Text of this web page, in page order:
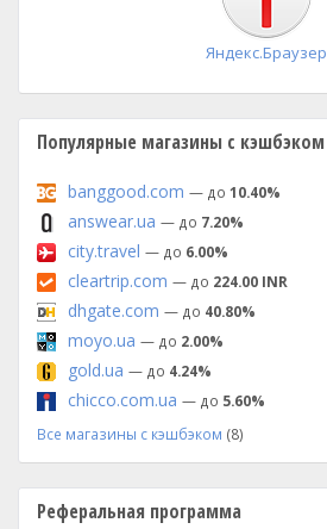
Яндекс.Браузер
Популярные магазины с кэшбэком
banggood.com — до 10.40%
answear.ua — до 7.20%
city.travel — до 6.00%
cleartrip.com — до 224.00 INR
dhgate.com — до 40.80%
moyo.ua — до 2.00%
gold.ua — до 4.24%
chicco.com.ua — до 5.60%
Все магазины с кэшбэком (8)
Реферальная программа